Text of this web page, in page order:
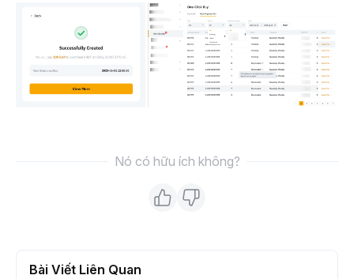
Nó có hữu ích không?
Bài Viết Liên Quan